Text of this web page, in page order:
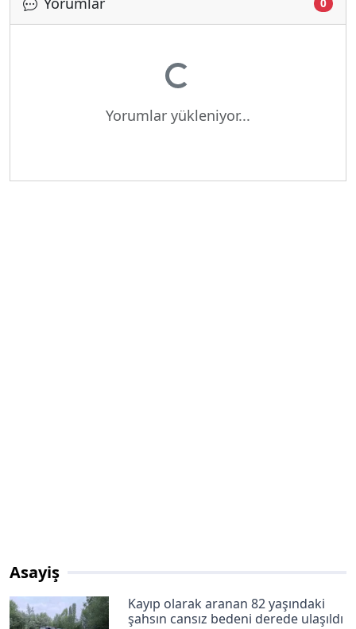
0
Yükleniyor...
Yorumlar yükleniyor...
Asayiş
Kayıp olarak aranan 82 yaşındaki
şahsın cansız bedeni derede ulaşıldı